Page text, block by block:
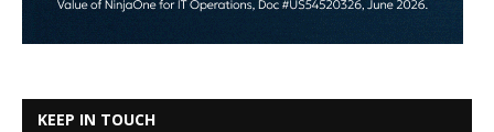
KEEP IN TOUCH